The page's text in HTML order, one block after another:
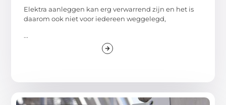
Elektra aanleggen kan erg verwarrend zijn en het is
daarom ook niet voor iedereen weggelegd,
...